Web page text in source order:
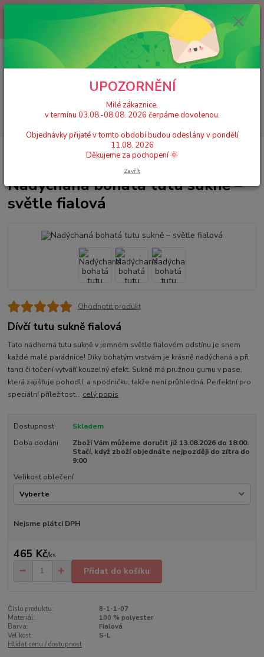
Milé zákaznice, v termínu 03.08.-08.08. 2026 čerpáme dovolenou.
Objednávky přijaté v tomto období budou odeslány v pondělí 11.08.
2026 Děkujeme za pochopení 🌞
CZK
Hledat
+420 777 224 390
(Po-Pá, 9-17 hod.)
0 Kč
Dívčí tutu sukně 2-12 let
Nadýchaná bohatá tutu sukně – světle
Nadýchaná bohatá tutu sukně –
světle fialová
Ohodnotit produkt
Dívčí tutu sukně fialová
Tato nádherná tutu sukně v jemném světle fialovém odstínu je snem
každé malé parádnice! Díky bohatým vrstvám je krásně nadýchaná a při
tanci či točení vytváří kouzelný efekt. Sukně má pružnou gumu v pase,
která zajišťuje pohodlí, a spodničku, takže není průhledná. Perfektní pro
speciální příležitost... celý popis
Dostupnost
Skladem
Doba dodání
Zboží Vám můžeme doručit již 13.08.2026 do 18:00.
Stačí, když zboží objednáte nejpozději do zítra do
9:00
Velikost oblečení
Nejsme plátci DPH
465 Kč/ks
Přidat do košíku
Číslo produktu:
8-1-1-07
Materiál:
100 % polyester
Barva:
Fialová
Velikost:
S-L
Hlídat cenu / dostupnost
UPOZORNĚNÍ
Milé zákaznice,
v termínu 03.08.-08.08. 2026 čerpáme dovolenou.
Objednávky přijaté v tomto období budou odeslány v pondělí
11.08. 2026
Děkujeme za pochopení 🌞
Zavřít